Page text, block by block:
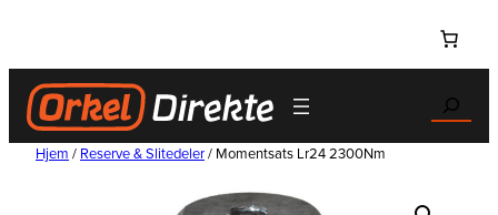
innhold
Search
Hjem / Reserve & Slitedeler/ Momentsats Lr24 2300Nm